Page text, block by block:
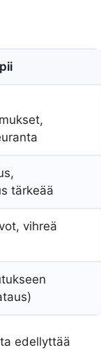
tärkeää
vihreä
edellyttää